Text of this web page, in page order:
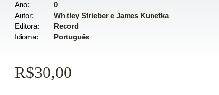
Ano
0
Autor
Whitley Strieber e James Kunetka
Editora
Record
Idioma
Português
R$30,00